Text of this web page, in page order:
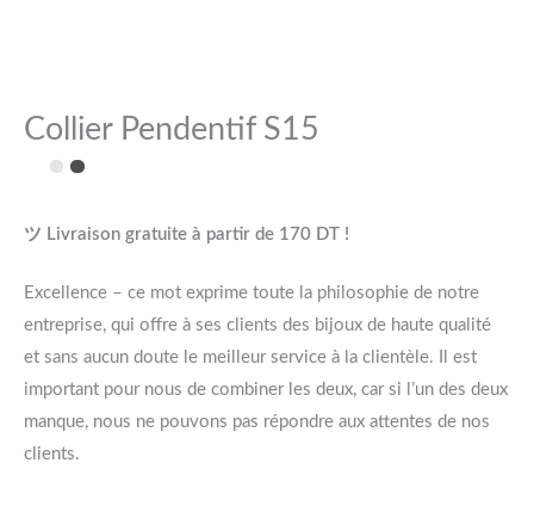
Collier Pendentif S15
ツ Livraison gratuite à partir de 170 DT !
Excellence – ce mot exprime toute la philosophie de notre
entreprise, qui offre à ses clients des bijoux de haute qualité
et sans aucun doute le meilleur service à la clientèle. Il est
important pour nous de combiner les deux, car si l’un des deux
manque, nous ne pouvons pas répondre aux attentes de nos
clients.